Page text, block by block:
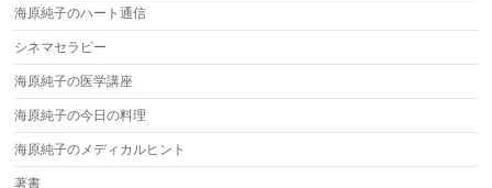
海原純子のハート通信
シネマセラピー
海原純子の医学講座
海原純子の今日の料理
海原純子のメディカルヒント
著書